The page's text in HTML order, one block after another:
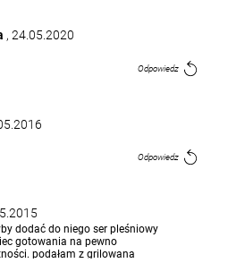
, 24.05.2020
Odpowiedz
Odpowiedz
dodać do niego ser pleśniowy
gotowania na pewno
podałam z grilowana